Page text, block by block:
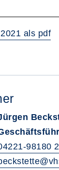
als pdf
98180